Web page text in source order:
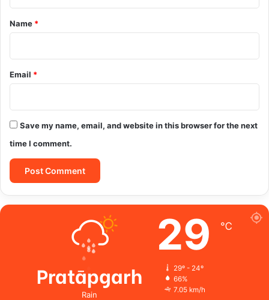
*
Name *
Email *
Save my name, email, and website in this browser for the next
time I comment.
Pratāpgarh
Rain
29 ℃
29º - 24º
66%
7.05 km/h